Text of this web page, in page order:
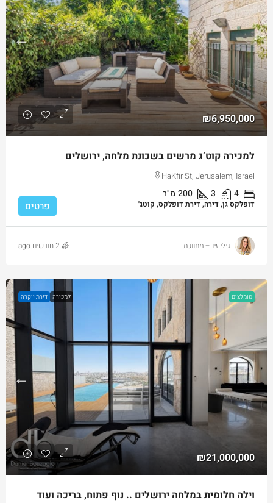
₪6,950,000
למכירה קוט’ג מרשים בשכונת מלחה, ירושלים
HaKfir St, Jerusalem, Israel
4
3
200 מ"ר
דופלקס גן, דירה, דירת דופלקס, קוטג' פרטים
גילי זיו – מתווכת 2 חודשים ago
מומלצים למכירה דירת יוקרה
₪21,000,000
וילה חלומית במלחה ירושלים .. נוף פתוח, בריכה ועוד